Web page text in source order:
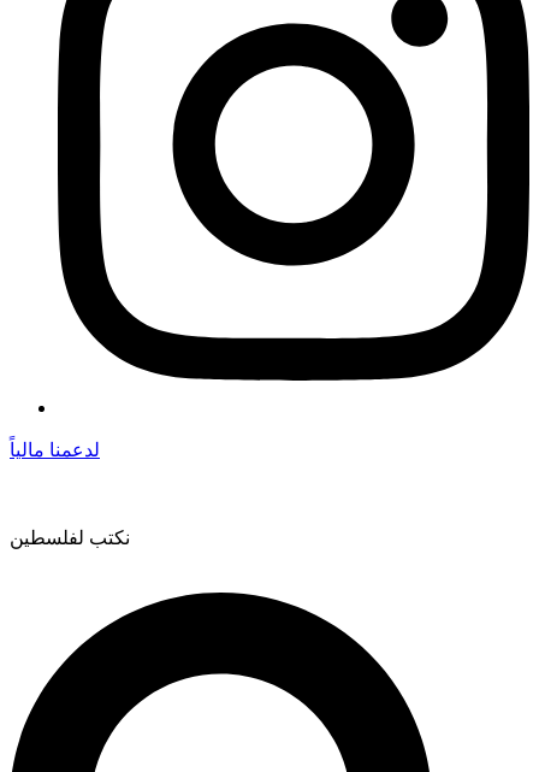
لدعمنا مالياً
نكتب لفلسطين